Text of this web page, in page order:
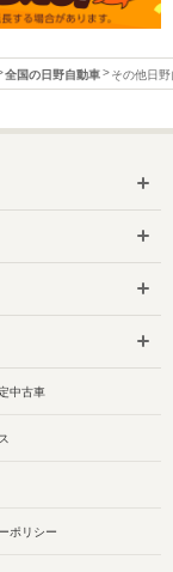
全国の日野自動車 その他日
中古車
ポリシー